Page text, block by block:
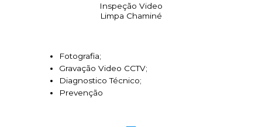
Inspeção Video
Limpa Chaminé
Fotografia;
Gravação Video CCTV;
Diagnostico Técnico;
Prevenção